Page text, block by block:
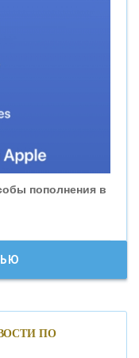
пополнения в
ПО